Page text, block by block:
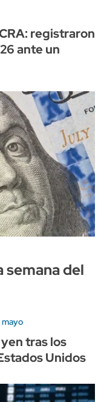
registraron
ante un
semana del
mayo
tras los
Unidos